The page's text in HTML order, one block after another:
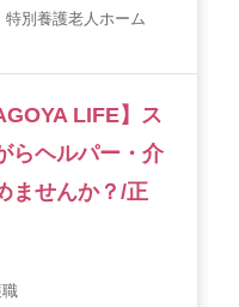
特別養護老人ホーム
LIFE】ス
らヘルパー・介
ませんか？/正